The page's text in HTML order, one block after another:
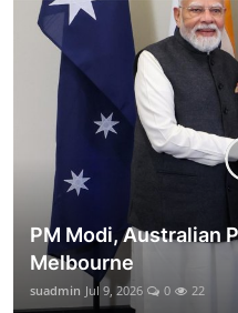
PM Modi, Australian
Melbourne
suadmin Jul 9, 2026 0 22